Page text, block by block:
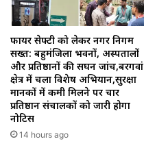
फायर सेफ्टी को लेकर नगर निगम
सख्त: बहुमंजिला भवनों, अस्पतालों
और प्रतिष्ठानों की सघन जांच,बरगवां
क्षेत्र में चला विशेष अभियान,सुरक्षा
मानकों में कमी मिलने पर चार
प्रतिष्ठान संचालकों को जारी होगा
नोटिस
14 hours ago